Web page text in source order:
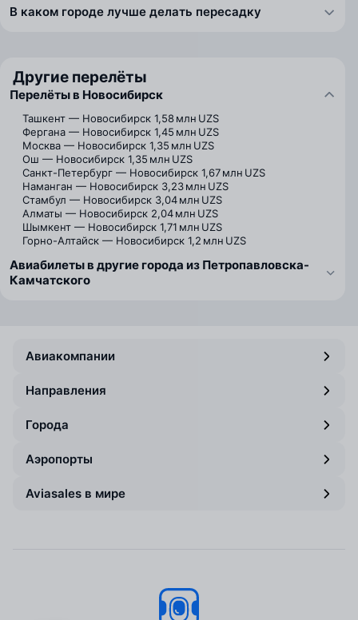
В каком городе лучше делать пересадку
Другие перелёты
Перелёты в Новосибирск
Ташкент — Новосибирск 1,58 млн UZS
Фергана — Новосибирск 1,45 млн UZS
Москва — Новосибирск 1,35 млн UZS
Ош — Новосибирск 1,35 млн UZS
Санкт-Петербург — Новосибирск 1,67 млн UZS
Наманган — Новосибирск 3,23 млн UZS
Стамбул — Новосибирск 3,04 млн UZS
Алматы — Новосибирск 2,04 млн UZS
Шымкент — Новосибирск 1,71 млн UZS
Горно-Алтайск — Новосибирск 1,2 млн UZS
Авиабилеты в другие города из Петропавловска-
Камчатского
Авиакомпании
Направления
Города
Аэропорты
Aviasales в мире